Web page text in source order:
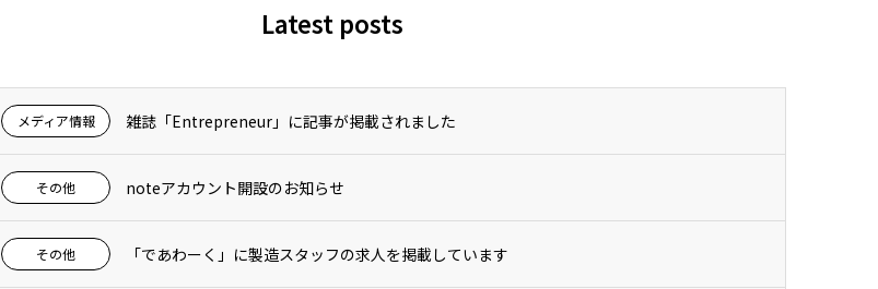
Latest posts
メディア情報 雑誌「Entrepreneur」に記事が掲載されました
その他 noteアカウント開設のお知らせ
その他 「であわーく」に製造スタッフの求人を掲載しています